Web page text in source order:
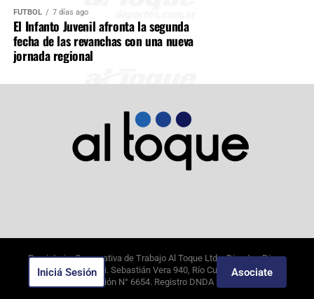
FÚTBOL 7 días ago
El Infanto Juvenil afronta la segunda
fecha de las revanchas con una nueva
jornada regional
Propietario: Cooperativa de Trabajo Al Toque Ltda. Director: Diego
Alejandro Borghi. Sebastián Vera 940, Río Cuarto, Córdoba.
. Edición N° 6654. Registro DNDA N°09649388.
Asociate
Iniciá Sesión